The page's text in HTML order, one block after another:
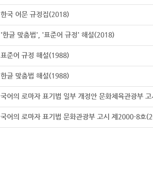
한국 어문 규정집(2018)
'한글 맞춤법', '표준어 규정' 해설(2018)
표준어 규정 해설(1988)
한글 맞춤법 해설(1988)
국어의 로마자 표기법 일부 개정안 문화체육관광부
국어의 로마자 표기법 문화관광부 고시 제2000-8호